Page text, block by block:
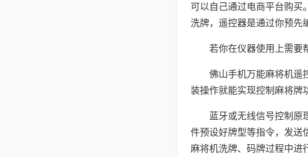
可以自己通过电商平台购买
洗牌，遥控器是通过你预先
若你在仪器使用上需要
佛山手机万能麻将机遥
装操作就能实现控制麻将牌
蓝牙或无线信号控制原
件预设好牌型等指令，发送
麻将机洗牌、码牌过程中进